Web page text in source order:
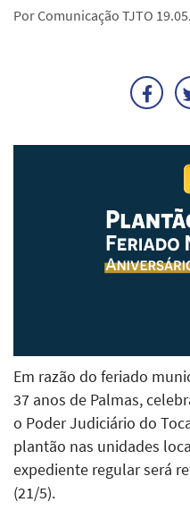
Por Comunicação TJTO
Em razão do feriado
37 anos de Palmas,
o Poder Judiciário do
plantão nas unidades
expediente regular será
(21/5).